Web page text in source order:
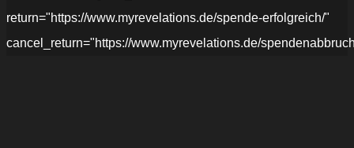
return="https://www.myrevelations.de/spende-erfolgreich/"
cancel_return="https://www.myrevelations.de/